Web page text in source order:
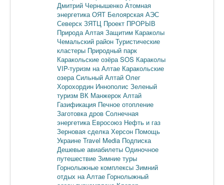
Дмитрий Чернышенко Атомная
энергетика ОЯТ Белоярская АЭС
Северск ЗЯТЦ Проект ПРОРЫВ
Природа Алтая Защитим Караколы
Чемальский район Туристические
кластеры Природный парк
Каракольские озёра SOS Караколы
VIP-туризм на Алтае Каракольские
озера Сильный Алтай Олег
Хорохордин Иннополис Зеленый
туризм ВК Манжерок Алтай
Газификация Печное отопление
Заготовка дров Солнечная
энергетика Евросоюз Нефть и газ
Зерновая сделка Херсон Помощь
Украине Travel Media Подписка
Дешевые авиабилеты Одиночное
путешествие Зимние туры
Горнолыжные комплексы Зимний
отдых на Алтае Горнолыжный